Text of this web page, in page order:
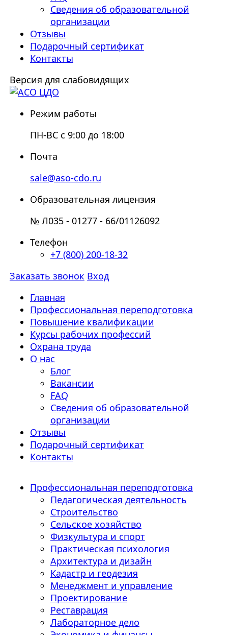
Сведения об образовательной
организации
Отзывы
Подарочный сертификат
Контакты
Версия для слабовидящих
Режим работы
ПН-ВС с 9:00 до 18:00
Почта
sale@aso-cdo.ru
Образовательная лицензия
№ Л035 - 01277 - 66/01126092
Телефон
+7 (800) 200-18-32
Заказать звонок Вход
Главная
Профессиональная переподготовка
Повышение квалификации
Курсы рабочих профессий
Охрана труда
О нас
Блог
Вакансии
FAQ
Сведения об образовательной
организации
Отзывы
Подарочный сертификат
Контакты
Профессиональная переподготовка
Педагогическая деятельность
Строительство
Сельское хозяйство
Физкультура и спорт
Практическая психология
Архитектура и дизайн
Кадастр и геодезия
Менеджмент и управление
Проектирование
Реставрация
Лабораторное дело